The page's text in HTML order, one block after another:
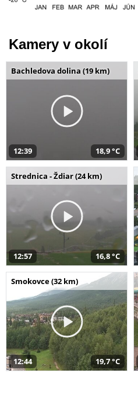
Kamery v okolí
Bachledova dolina (19 km)
12:39 18,9 °C
Strednica - Ždiar (24 km)
12:57 16,8 °C
Smokovce (32 km)
12:44 19,7 °C